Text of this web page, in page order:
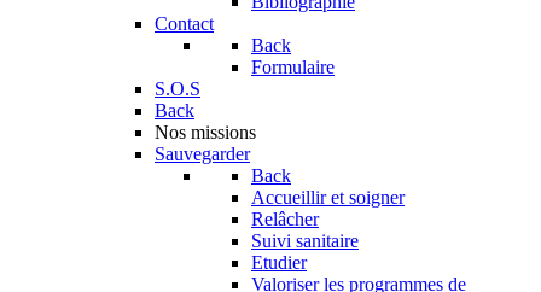
Contact
Back
Formulaire
S.O.S
Back
Nos missions
Sauvegarder
Back
Accueillir et soigner
Relâcher
Suivi sanitaire
Etudier
Valoriser les programmes de